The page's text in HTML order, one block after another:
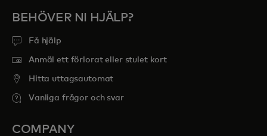
BEHÖVER NI HJÄLP?
Få hjälp
Anmäl ett förlorat eller stulet kort
Hitta uttagsautomat
Vanliga frågor och svar
COMPANY